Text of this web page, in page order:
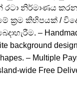
රටා නිර්මාණය
ක්‍රම කිහිපයක් /
–
background
– Multiple
wide Free